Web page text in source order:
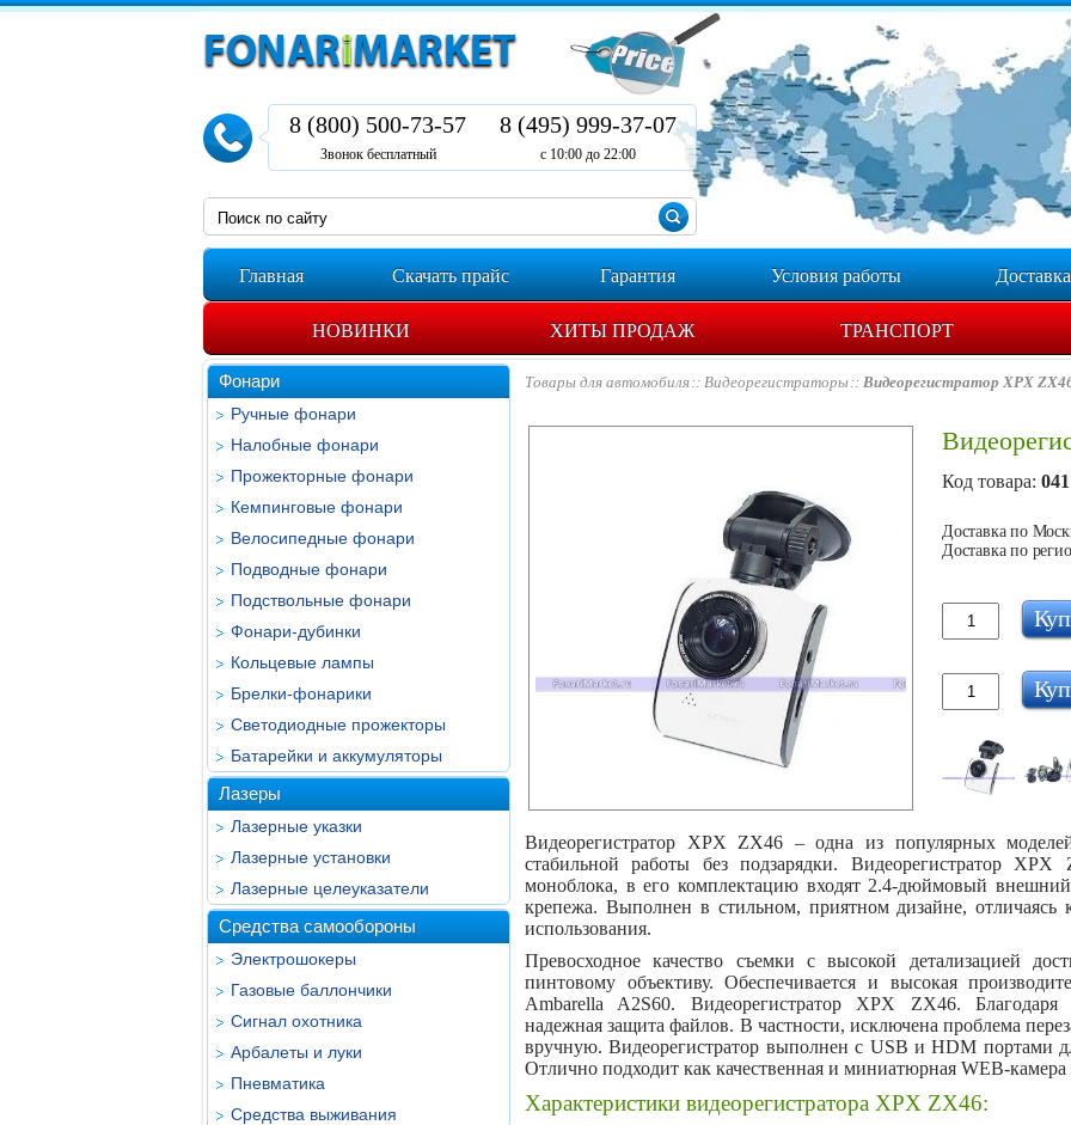
8 (800) 500-73-57
Звонок бесплатный
8 (495) 999-37-07
с 10:00 до 22:00
Главная Скачать прайс Гарантия Условия работы Доставка
НОВИНКИ ХИТЫ ПРОДАЖ ТРАНСПОРТ
Фонари
Ручные фонари
Налобные фонари
Прожекторные фонари
Кемпинговые фонари
Велосипедные фонари
Подводные фонари
Подствольные фонари
Фонари-дубинки
Кольцевые лампы
Брелки-фонарики
Светодиодные прожекторы
Батарейки и аккумуляторы
Лазеры
Лазерные указки
Лазерные установки
Лазерные целеуказатели
Средства самообороны
Электрошокеры
Газовые баллончики
Сигнал охотника
Арбалеты и луки
Пневматика
Средства выживания
Товары для автомобиля Видеорегистраторы Видеорегистратор XPX
Код товара:
Доставка по
Доставка по
Видеорегистратор XPX ZX46 – одна из популярных
стабильной работы без подзарядки. Видеорегистратор
моноблока, в его комплектацию входят 2.4-дюймовый
крепежа. Выполнен в стильном, приятном дизайне, отличаясь
использования.
Превосходное качество съемки с высокой детализацией
пинтовому объективу. Обеспечивается и высокая
Ambarella A2S60. Видеорегистратор XPX ZX46. Благодаря
надежная защита файлов. В частности, исключена проблема
вручную. Видеорегистратор выполнен с USB и HDM портами
Отлично подходит как качественная и миниатюрная WEB-
Характеристики видеорегистратора XPX ZX46: